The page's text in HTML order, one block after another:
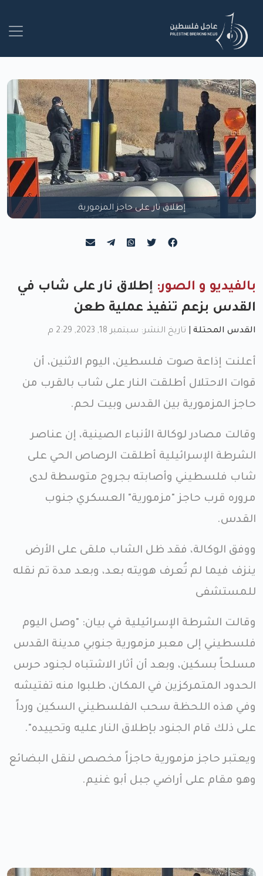
إطلاق نار على حاجز المزمورية
بالفيديو و الصور: إطلاق نار على شاب في
القدس بزعم تنفيذ عملية طعن
القدس المحتلة تاريخ النشر: سبتمبر 18, 2023, 2:29 م
أعلنت إذاعة صوت فلسطين، اليوم الاثنين، أن
قوات الاحتلال أطلقت النار على شاب بالقرب من
حاجز المزمورية بين القدس وبيت لحم.
وقالت مصادر لوكالة الأنباء الصينية، إن عناصر
الشرطة الإسرائيلية أطلقت الرصاص الحي على
شاب فلسطيني وأصابته بجروح متوسطة لدى
مروره قرب حاجز "مزمورية" العسكري جنوب
القدس.
ووفق الوكالة، فقد ظل الشاب ملقى على الأرض
ينزف فيما لم تُعرف هويته بعد، وبعد مدة تم نقله
للمستشفى
وقالت الشرطة الإسرائيلية في بيان: "وصل اليوم
فلسطيني إلى معبر مزمورية جنوبي مدينة القدس
مسلحاً بسكين، وبعد أن أثار الاشتباه لجنود حرس
الحدود المتمركزين في المكان، طلبوا منه تفتيشه
وفي هذه اللحظة سحب الفلسطيني السكين ورداً
على ذلك قام الجنود بإطلاق النار عليه وتحييده".
ويعتبر حاجز مزمورية حاجزاً مخصص لنقل البضائع
وهو مقام على أراضي جبل أبو غنيم.